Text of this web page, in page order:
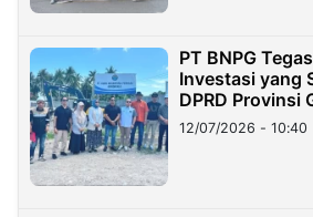
PT BNPG
Investasi yang
DPRD Provinsi
12/07/2026 - 10:40